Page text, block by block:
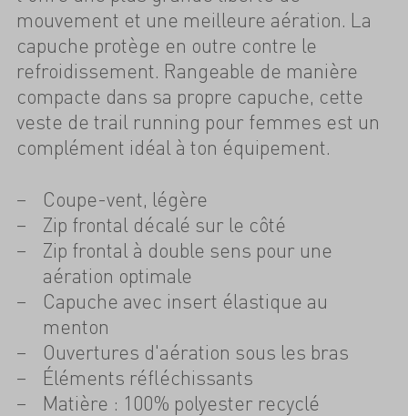
mouvement et une meilleure aération. La
capuche protège en outre contre le
refroidissement. Rangeable de manière
compacte dans sa propre capuche, cette
veste de trail running pour femmes est un
complément idéal à ton équipement.
Coupe-vent, légère
Zip frontal décalé sur le côté
Zip frontal à double sens pour une
aération optimale
Capuche avec insert élastique au
menton
Ouvertures d'aération sous les bras
Éléments réfléchissants
Matière : 100% polyester recyclé